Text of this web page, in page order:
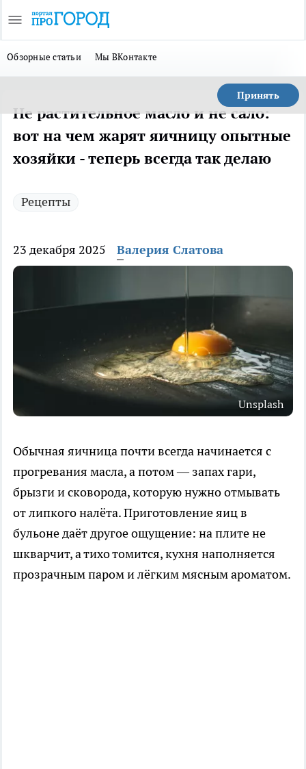
Обзорные статьи Мы ВКонтакте
Принять
Не растительное масло и не сало:
вот на чем жарят яичницу опытные
хозяйки - теперь всегда так делаю
Рецепты
23 декабря 2025 Валерия Слатова
Unsplash
Обычная яичница почти всегда начинается с
прогревания масла, а потом — запах гари,
брызги и сковорода, которую нужно отмывать
от липкого налёта. Приготовление яиц в
бульоне даёт другое ощущение: на плите не
шкварчит, а тихо томится, кухня наполняется
прозрачным паром и лёгким мясным ароматом.​